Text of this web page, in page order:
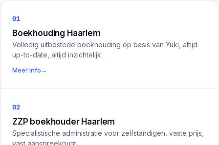
01
Boekhouding Haarlem
Volledig uitbestede boekhouding op basis van Yuki, altijd
up-to-date, altijd inzichtelijk.
Meer info→
02
ZZP boekhouder Haarlem
Specialistische administratie voor zelfstandigen, vaste prijs,